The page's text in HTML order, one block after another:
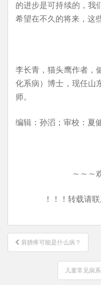
的进步是可持续的，我
希望在不久的将来，这
李长青，猫头鹰作者，
化系病）博士，现任山
师。
编辑：孙滔；审校：夏
～～～
！！！转载请
文
章
肩膀疼可能是什么病？
儿童常见病